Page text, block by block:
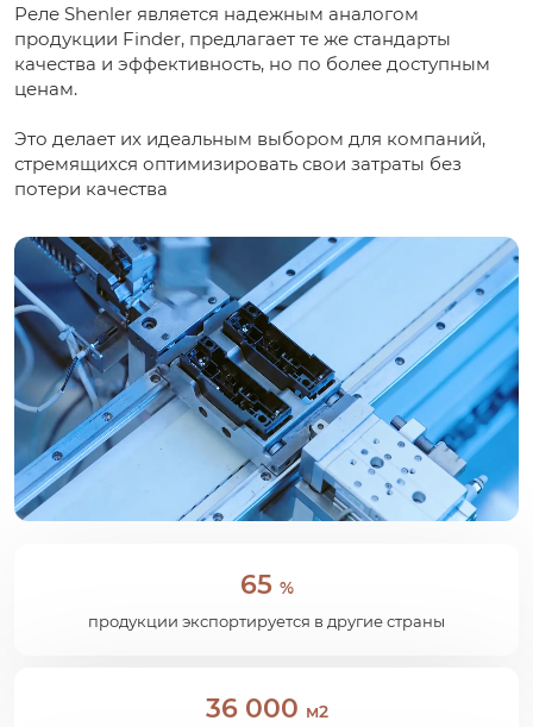
Реле Shenler является надежным аналогом
продукции Finder, предлагает те же стандарты
качества и эффективность, но по более доступным
ценам.
Это делает их идеальным выбором для компаний,
стремящихся оптимизировать свои затраты без
потери качества
65 %
продукции экспортируется в другие страны
36 000 м2